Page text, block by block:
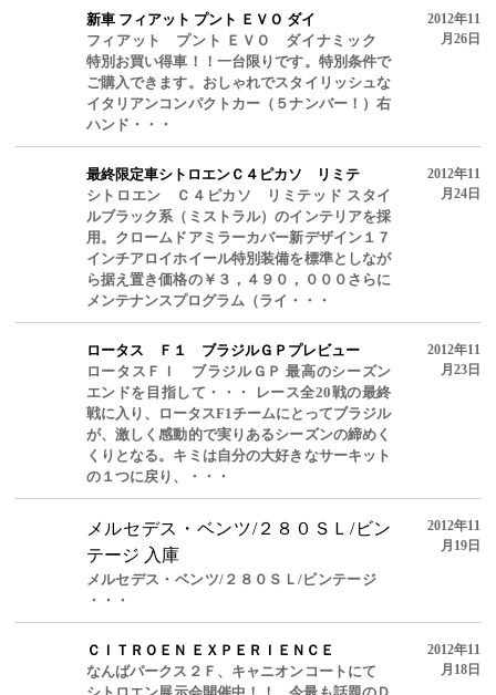
新車 フィアット プント ＥＶＯ ダイ
フィアット プント ＥＶＯ ダイナミック
特別お買い得車！！一台限りです。特別条件で
ご購入できます。おしゃれでスタイリッシュな
イタリアンコンパクトカー（５ナンバー！）右
ハンド・・・
2012年11
月26日
最終限定車シトロエンＣ４ピカソ リミテ
シトロエン Ｃ４ピカソ リミテッド スタイ
ルブラック系（ミストラル）のインテリアを採
用。クロームドアミラーカバー新デザイン１７
インチアロイホイール特別装備を標準としなが
ら据え置き価格の￥３，４９０，０００さらに
メンテナンスプログラム（ライ・・・
2012年11
月24日
ロータス Ｆ１ ブラジルＧＰプレビュー
ロータスＦＩ ブラジルＧＰ 最高のシーズン
エンドを目指して・・・ レース全20戦の最終
戦に入り、ロータスF1チームにとってブラジル
が、激しく感動的で実りあるシーズンの締めく
くりとなる。キミは自分の大好きなサーキット
の１つに戻り、・・・
2012年11
月23日
メルセデス・ベンツ/２８０ＳＬ/ビン
テージ 入庫
メルセデス・ベンツ/２８０ＳＬ/ビンテージ
・・・
2012年11
月19日
ＣＩＴＲＯＥＮ ＥＸＰＥＲＩＥＮＣＥ
なんばパークス２Ｆ、キャニオンコートにて
2012年11
月18日